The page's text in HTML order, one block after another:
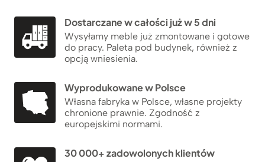
Dostarczane w całości już w 5 dni
Wysyłamy meble już zmontowane i gotowe
do pracy. Paleta pod budynek, również z
opcją wniesienia.
Wyprodukowane w Polsce
Własna fabryka w Polsce, własne projekty
chronione prawnie. Zgodność z
europejskimi normami.
30 000+ zadowolonych klientów